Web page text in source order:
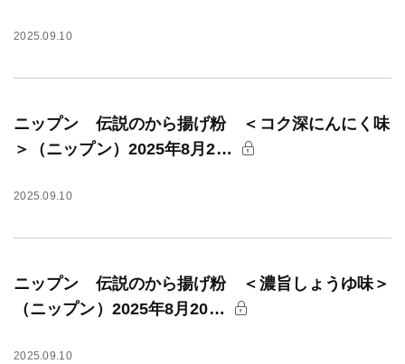
2025.09.10
ニップン 伝説のから揚げ粉 ＜コク深にんにく味
＞（ニップン）2025年8月2…
2025.09.10
ニップン 伝説のから揚げ粉 ＜濃旨しょうゆ味＞
（ニップン）2025年8月20…
2025.09.10